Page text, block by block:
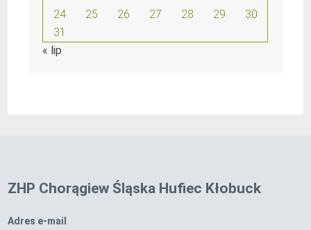
24
25 26 27 28 29
30
31
« lip
ZHP Chorągiew Śląska Hufiec Kłobuck
Adres e-mail